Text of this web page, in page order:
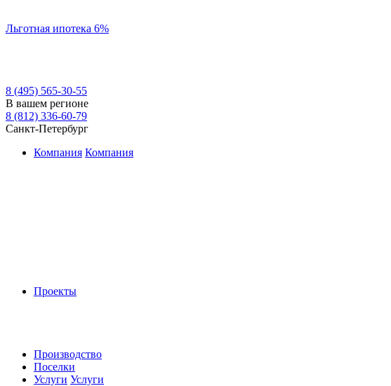
Льготная ипотека 6%
8 (495) 565-30-55
В вашем регионе
8 (812) 336-60-79
Санкт-Петербург
Компания Компания
Проекты
Производство
Поселки
Услуги Услуги